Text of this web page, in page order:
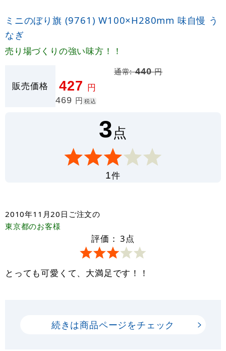
ミニのぼり旗 (9761) W100×H280mm 味自慢 う
なぎ
売り場づくりの強い味方！！
販売価格
通常:440円
427 円
469 円 税込
3点
1件
2010年11月20日 ご注文の
東京都のお客様
評価： 3点
とっても可愛くて、大満足です！！
続きは商品ページをチェック